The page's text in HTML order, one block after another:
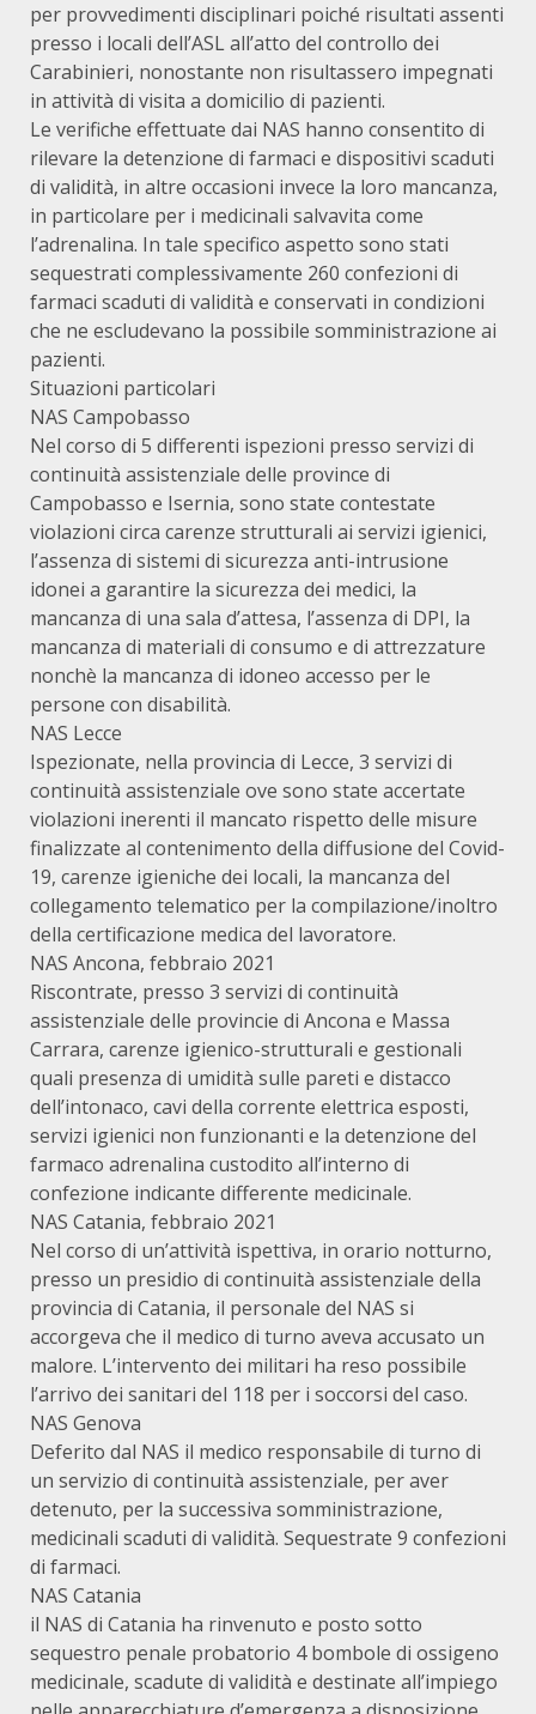
per provvedimenti disciplinari poiché risultati assenti
presso i locali dell’ASL all’atto del controllo dei
Carabinieri, nonostante non risultassero impegnati
in attività di visita a domicilio di pazienti.
Le verifiche effettuate dai NAS hanno consentito di
rilevare la detenzione di farmaci e dispositivi scaduti
di validità, in altre occasioni invece la loro mancanza,
in particolare per i medicinali salvavita come
l’adrenalina. In tale specifico aspetto sono stati
sequestrati complessivamente 260 confezioni di
farmaci scaduti di validità e conservati in condizioni
che ne escludevano la possibile somministrazione ai
pazienti.
Situazioni particolari
NAS Campobasso
Nel corso di 5 differenti ispezioni presso servizi di
continuità assistenziale delle province di
Campobasso e Isernia, sono state contestate
violazioni circa carenze strutturali ai servizi igienici,
l’assenza di sistemi di sicurezza anti-intrusione
idonei a garantire la sicurezza dei medici, la
mancanza di una sala d’attesa, l’assenza di DPI, la
mancanza di materiali di consumo e di attrezzature
nonchè la mancanza di idoneo accesso per le
persone con disabilità.
NAS Lecce
Ispezionate, nella provincia di Lecce, 3 servizi di
continuità assistenziale ove sono state accertate
violazioni inerenti il mancato rispetto delle misure
finalizzate al contenimento della diffusione del Covid-
19, carenze igieniche dei locali, la mancanza del
collegamento telematico per la compilazione/inoltro
della certificazione medica del lavoratore.
NAS Ancona, febbraio 2021
Riscontrate, presso 3 servizi di continuità
assistenziale delle provincie di Ancona e Massa
Carrara, carenze igienico-strutturali e gestionali
quali presenza di umidità sulle pareti e distacco
dell’intonaco, cavi della corrente elettrica esposti,
servizi igienici non funzionanti e la detenzione del
farmaco adrenalina custodito all’interno di
confezione indicante differente medicinale.
NAS Catania, febbraio 2021
Nel corso di un’attività ispettiva, in orario notturno,
presso un presidio di continuità assistenziale della
provincia di Catania, il personale del NAS si
accorgeva che il medico di turno aveva accusato un
malore. L’intervento dei militari ha reso possibile
l’arrivo dei sanitari del 118 per i soccorsi del caso.
NAS Genova
Deferito dal NAS il medico responsabile di turno di
un servizio di continuità assistenziale, per aver
detenuto, per la successiva somministrazione,
medicinali scaduti di validità. Sequestrate 9 confezioni
di farmaci.
NAS Catania
il NAS di Catania ha rinvenuto e posto sotto
sequestro penale probatorio 4 bombole di ossigeno
medicinale, scadute di validità e destinate all’impiego